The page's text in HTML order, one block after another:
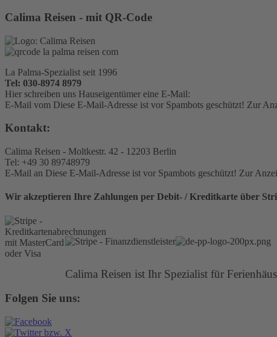
Calima Reisen - mit QR-Code
La Palma-Spezialist seit 1996
Tel: 030-8974 8979
Hier schreiben uns Hauseigentümer eine E-Mail:
E-Mail vom Diese E-Mail-Adresse ist vor Spambots geschützt! Zur
Kontakt:
Calima Reisen - Moltkestr. 42 - 12203 Berlin
Tel: +49 30 89748979
E-Mail an Diese E-Mail-Adresse ist vor Spambots geschützt! Zur
Wir akzeptieren Ihre Zahlungen per Debit- / Kreditkarte über
Calima Reisen ist Ihr Spezialist für
Folgen Sie uns: